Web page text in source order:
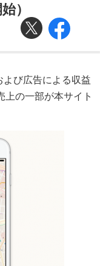
）
び広告による収益
上の一部が本サイト